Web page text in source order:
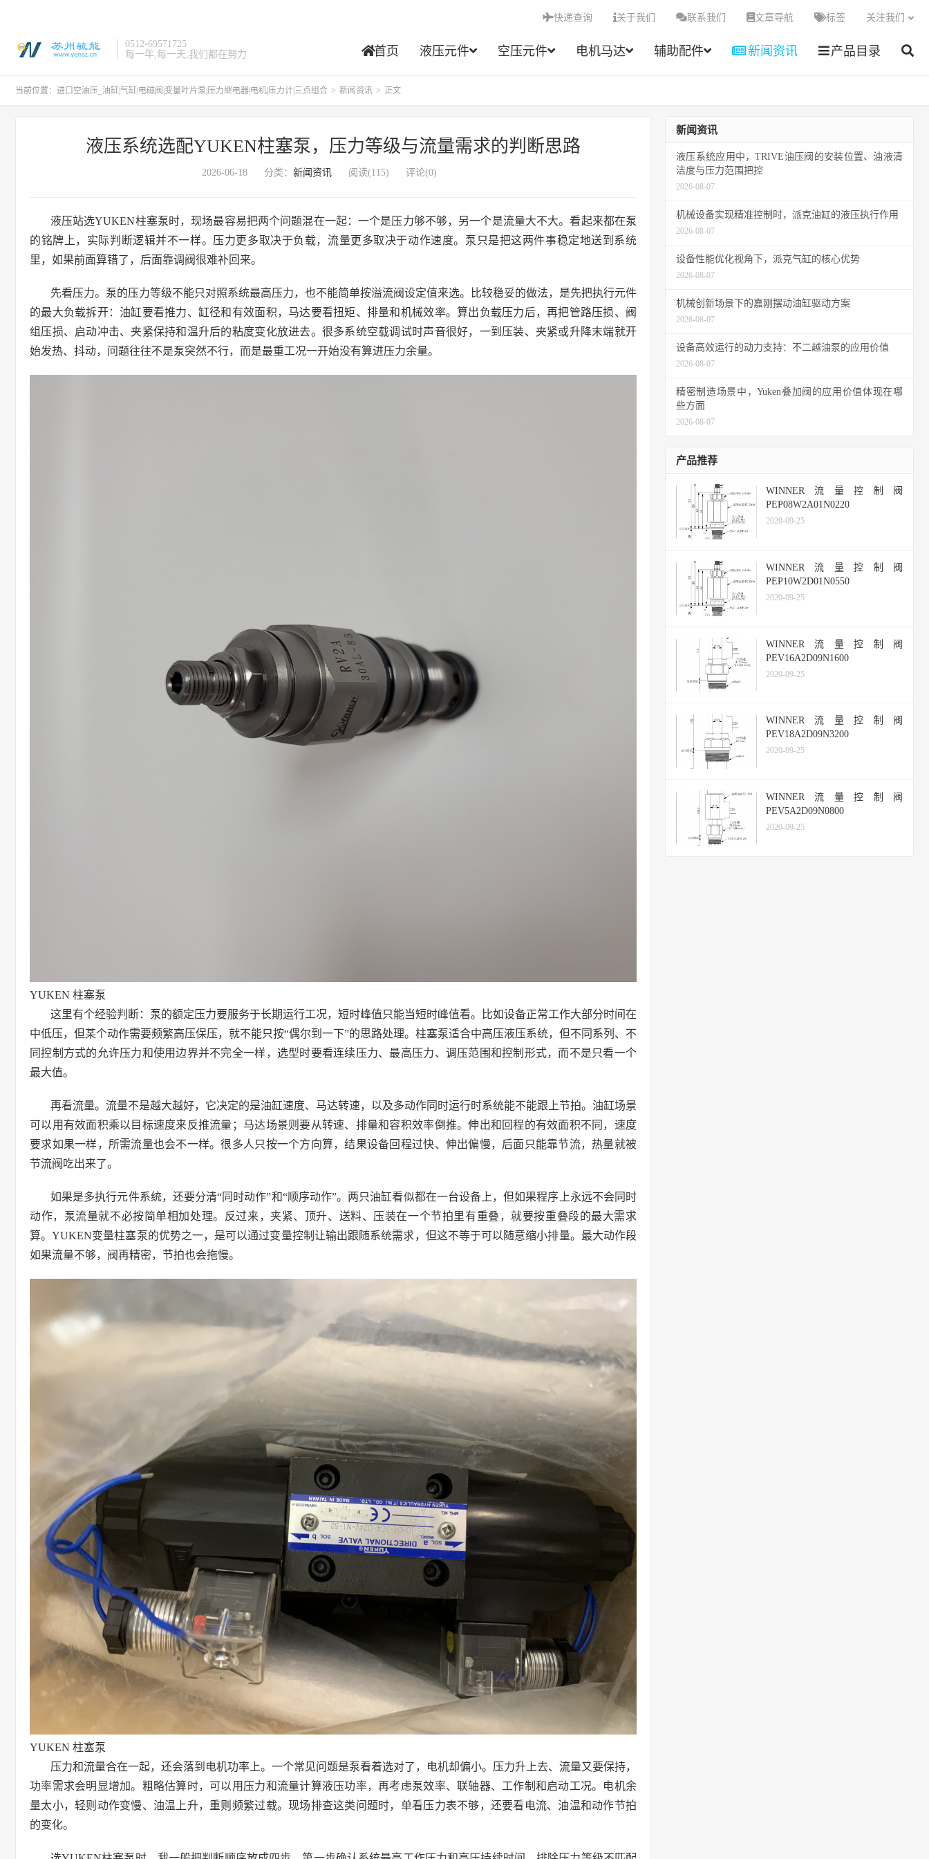
0512-69571725
每一年,每一天,我们都在努力
首页 液压元件 空压元件 电机马达 辅助配件 新闻资讯 产品目录
快递查询 关于我们 联系我们 文章导航 标签 关注我们
当前位置： 进口空油压_油缸|气缸|电磁阀|变量叶片泵|压力继电器|电机|压力计|三点组合 > 新闻资讯 > 正文
液压系统选配YUKEN柱塞泵，压力等级与流量需求的判断思路
2026-06-18 分类： 新闻资讯 阅读(115) 评论(0)
液压站选YUKEN柱塞泵时，现场最容易把两个问题混在一起：一个是压力够不够，另一个是流量大不大。看起来都在泵
的铭牌上，实际判断逻辑并不一样。压力更多取决于负载，流量更多取决于动作速度。泵只是把这两件事稳定地送到系统
里，如果前面算错了，后面靠调阀很难补回来。
先看压力。泵的压力等级不能只对照系统最高压力，也不能简单按溢流阀设定值来选。比较稳妥的做法，是先把执行元件
的最大负载拆开：油缸要看推力、缸径和有效面积，马达要看扭矩、排量和机械效率。算出负载压力后，再把管路压损、阀
组压损、启动冲击、夹紧保持和温升后的粘度变化放进去。很多系统空载调试时声音很好，一到压装、夹紧或升降末端就开
始发热、抖动，问题往往不是泵突然不行，而是最重工况一开始没有算进压力余量。
YUKEN 柱塞泵
这里有个经验判断：泵的额定压力要服务于长期运行工况，短时峰值只能当短时峰值看。比如设备正常工作大部分时间在
中低压，但某个动作需要频繁高压保压，就不能只按“偶尔到一下”的思路处理。柱塞泵适合中高压液压系统，但不同系列、不
同控制方式的允许压力和使用边界并不完全一样，选型时要看连续压力、最高压力、调压范围和控制形式，而不是只看一个
最大值。
再看流量。流量不是越大越好，它决定的是油缸速度、马达转速，以及多动作同时运行时系统能不能跟上节拍。油缸场景
可以用有效面积乘以目标速度来反推流量；马达场景则要从转速、排量和容积效率倒推。伸出和回程的有效面积不同，速度
要求如果一样，所需流量也会不一样。很多人只按一个方向算，结果设备回程过快、伸出偏慢，后面只能靠节流，热量就被
节流阀吃出来了。
如果是多执行元件系统，还要分清“同时动作”和“顺序动作”。两只油缸看似都在一台设备上，但如果程序上永远不会同时
动作，泵流量就不必按简单相加处理。反过来，夹紧、顶升、送料、压装在一个节拍里有重叠，就要按重叠段的最大需求
算。YUKEN变量柱塞泵的优势之一，是可以通过变量控制让输出跟随系统需求，但这不等于可以随意缩小排量。最大动作段
如果流量不够，阀再精密，节拍也会拖慢。
YUKEN 柱塞泵
压力和流量合在一起，还会落到电机功率上。一个常见问题是泵看着选对了，电机却偏小。压力升上去、流量又要保持，
功率需求会明显增加。粗略估算时，可以用压力和流量计算液压功率，再考虑泵效率、联轴器、工作制和启动工况。电机余
量太小，轻则动作变慢、油温上升，重则频繁过载。现场排查这类问题时，单看压力表不够，还要看电流、油温和动作节拍
的变化。
新闻资讯
液压系统应用中，TRIVE油压阀的安装位置、油液清
洁度与压力范围把控
2026-08-07
机械设备实现精准控制时，派克油缸的液压执行作用
2026-08-07
设备性能优化视角下，派克气缸的核心优势
2026-08-07
机械创新场景下的嘉刚摆动油缸驱动方案
2026-08-07
设备高效运行的动力支持：不二越油泵的应用价值
2026-08-07
精密制造场景中，Yuken叠加阀的应用价值体现在哪
些方面
2026-08-07
产品推荐
WINNER流量控制阀
PEP08W2A01N0220
2020-09-25
WINNER流量控制阀
PEP10W2D01N0550
2020-09-25
WINNER流量控制阀
PEV16A2D09N1600
2020-09-25
WINNER流量控制阀
PEV18A2D09N3200
2020-09-25
WINNER流量控制阀
PEV5A2D09N0800
2020-09-25